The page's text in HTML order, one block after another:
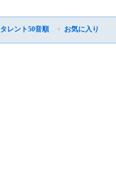
タレント50音順 ・ お気に入り